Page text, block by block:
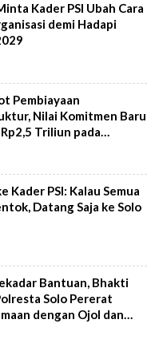
Kader PSI Ubah Cara
demi Hadapi
Pembiayaan
Nilai Komitmen Baru
Triliun pada
I 2026
Kader PSI: Kalau Semua
Datang Saja ke Solo
Bantuan, Bhakti
Solo Pererat
dengan Ojol dan